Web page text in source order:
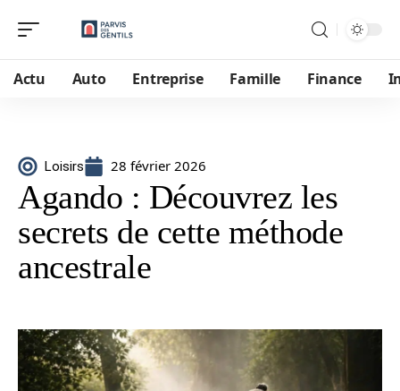
Actu Auto Entreprise Famille Finance
Loisirs 28 février 2026
Agando : Découvrez les
secrets de cette méthode
ancestrale